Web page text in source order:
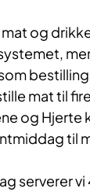
og
mat til
og Hjerte
til
serverer